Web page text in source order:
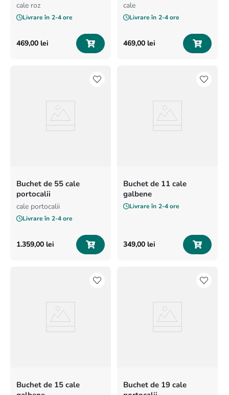
cale roz
Livrare în 2-4 ore
469,00 lei
cale
Livrare în 2-4 ore
469,00 lei
Buchet de 55 cale
portocalii
cale portocalii
Livrare în 2-4 ore
1.359,00 lei
Buchet de 11 cale
galbene
Livrare în 2-4 ore
349,00 lei
Buchet de 15 cale
Buchet de 19 cale